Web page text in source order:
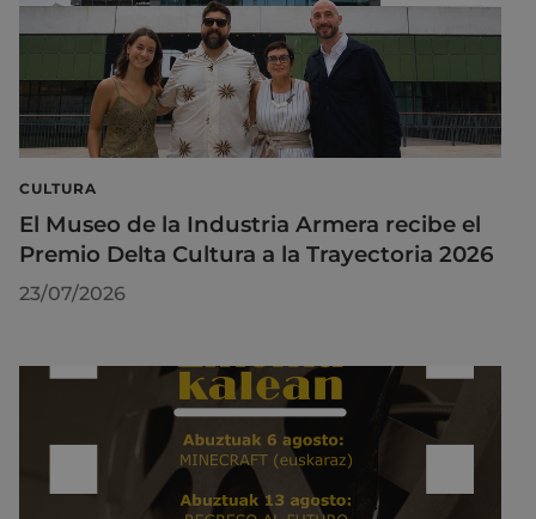
CULTURA
El Museo de la Industria Armera recibe el
Premio Delta Cultura a la Trayectoria 2026
23/07/2026